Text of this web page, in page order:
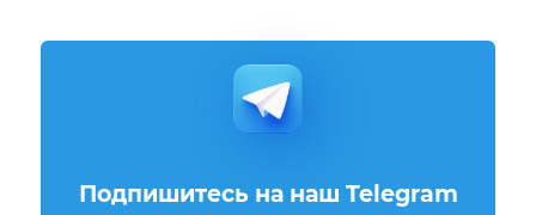
Подпишитесь на наш Telegram